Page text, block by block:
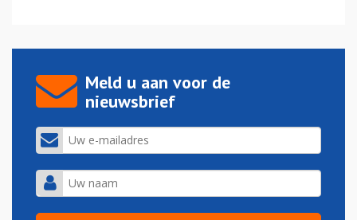
Meld u aan voor de
nieuwsbrief